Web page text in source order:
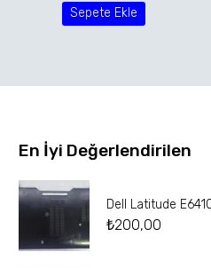
Sepete Ekle
En İyi Değerlendirilen
Dell Latitude
₺200,00